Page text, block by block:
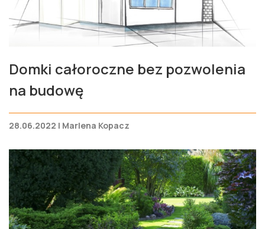
Domki całoroczne bez pozwolenia
na budowę
28.06.2022 | Marlena Kopacz